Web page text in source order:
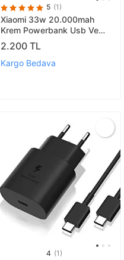
5 (1)
Xiaomi 33w 20.000mah
Krem Powerbank Usb Ve
Usb-c Portu Ve Usb-c
Entegre Kablo Bhr8851gl
2.200 TL
Kargo Bedava
4 (1)